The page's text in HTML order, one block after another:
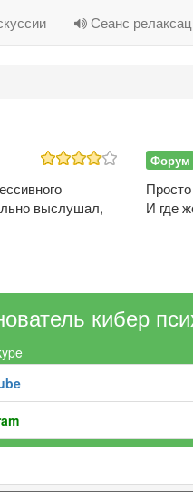
Сеанс
выслушал,
Форум
И где
кибер